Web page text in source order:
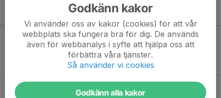
Kommande aktiviteter
Inga aktiviteter inbokade
Hela kalendern
Godkänn kakor
Vi använder oss av kakor (cookies) för att vår
webbplats ska fungera bra för dig. De används
även för webbanalys i syfte att hjälpa oss att
förbättra våra tjänster.
Så använder vi cookies
Godkänn alla kakor